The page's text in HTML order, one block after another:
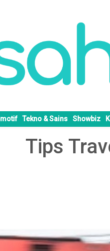
Tekno & Sains Showbiz
Tips